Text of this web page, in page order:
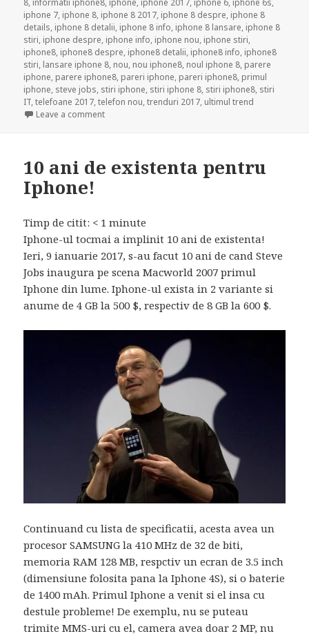
8, informatii iphone8, iphone, iphone 2017, iphone 6, iphone 6s,
iphone 7, iphone 8, iphone 8 2017, iphone 8 despre, iphone 8
details, iphone 8 detalii, iphone 8 info, iphone 8 lansare, iphone 8
stiri, iphone despre, iphone info, iphone nou, iphone stiri,
iphone8, iphone8 despre, iphone8 detalii, iphone8 info, iphone8
stiri, lansare iphone 8, nou, nou iphone8, noul iphone 8, parere
iphone, parere iphone8, pareri iphone, pareri iphone8, primul
iphone, steve jobs, stiri iphone, stiri iphone 8, stiri iphone8, stiri
IT,telefoane 2017,telefon nou,trenduri 2017, ultimul trend
Leave a commenton Vezi cum poate arata noul iPhone 8
10 ani de existenta pentru
Iphone!
Timp de citit: < 1 minute
Iphone-ul tocmai a implinit 10 ani de existenta!
Ieri, 9 ianuarie 2017, s-au facut 10 ani de cand Steve
Jobs inaugura pe scena Macworld 2007 primul
Iphone din lume. Iphone-ul exista in 2 variante si
anume de 4 GB la 500 $, respectiv de 8 GB la 600 $.
Continuand cu lista de specificatii, acesta avea un
procesor SAMSUNG la 410 MHz de 32 de biti,
memoria RAM 128 MB, respctiv un ecran de 3.5 inch
(dimensiune folosita pana la Iphone 4S), si o baterie
de 1400 mAh. Primul Iphone a venit si el insa cu
destule probleme! De exemplu, nu se puteau
trimite MMS-uri cu el, camera avea doar 2 MP, nu